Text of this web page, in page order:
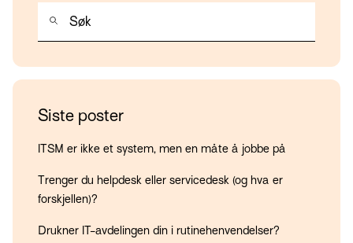
Siste poster
ITSM er ikke et system, men en måte å jobbe på
Trenger du helpdesk eller servicedesk (og hva er
forskjellen)?
Drukner IT-avdelingen din i rutinehenvendelser?